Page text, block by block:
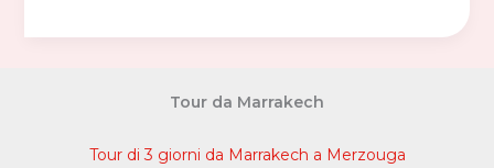
Tour da Marrakech
Tour di 3 giorni da Marrakech a Merzouga